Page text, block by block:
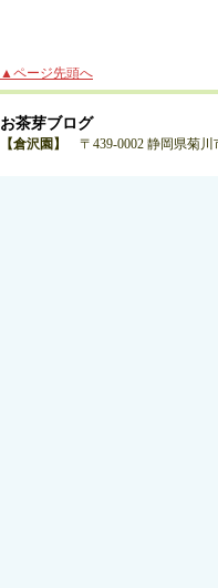
▲ページ先頭へ
お茶芽ブログ
【倉沢園】 〒439-0002 静岡県菊